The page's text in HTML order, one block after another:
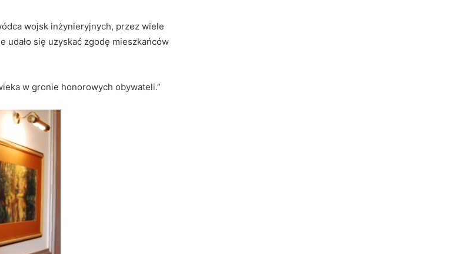
wojsk inżynieryjnych, przez wiele
udało się uzyskać zgodę mieszkańców
w gronie honorowych obywateli.”